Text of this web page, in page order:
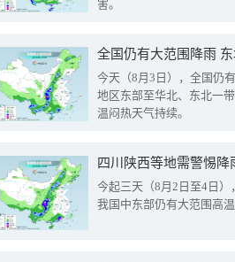
害。
全国仍有大范围降雨
今天（8月3日），全国仍
地区东部至华北、东北一
温闷热天气持续。
今起三天（8月2日至4日
我国中东部仍有大范围高